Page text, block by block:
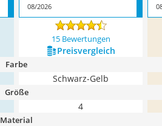
08/2026
15 Bewertungen
Preis­vergleich
Farbe
Schwarz-Gelb
Größe
4
Material